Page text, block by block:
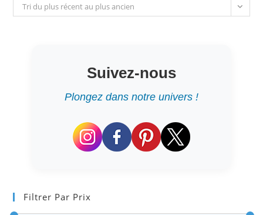
Tri du plus récent au plus ancien
Suivez-nous
Plongez dans notre univers !
Filtrer Par Prix